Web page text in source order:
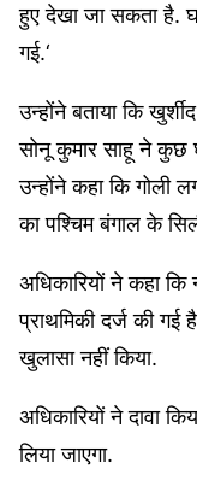
हुए देखा जा सकता है.
गई.‘
उन्होंने बताया कि
सोनू कुमार साहू ने कुछ
उन्होंने कहा कि
का पश्चिम बंगाल के
अधिकारियों ने कहा
प्राथमिकी दर्ज की गई
खुलासा नहीं किया.
अधिकारियों ने दावा
लिया जाएगा.